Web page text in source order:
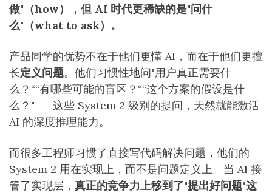
做"（how），但 AI 时代更稀缺的是"问什
么"（what to ask）。
产品同学的优势不在于他们更懂 AI，而在于他们更擅
长定义问题。他们习惯性地问"用户真正需要什
么？““有哪些可能的盲区？““这个方案的假设是什
么？"——这些 System 2 级别的提问，天然就能激活
AI 的深度推理能力。
而很多工程师习惯了直接写代码解决问题，他们的
System 2 用在实现上，而不是问题定义上。当 AI 接
管了实现层， 真正的竞争力上移到了"提出好问题"这